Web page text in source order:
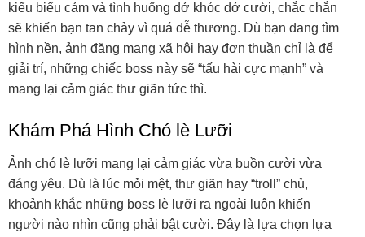
kiểu biểu cảm và tình huống dở khóc dở cười, chắc chắn
sẽ khiến bạn tan chảy vì quá dễ thương. Dù bạn đang tìm
hình nền, ảnh đăng mạng xã hội hay đơn thuần chỉ là để
giải trí, những chiếc boss này sẽ “tấu hài cực mạnh” và
mang lại cảm giác thư giãn tức thì.
Khám Phá Hình Chó lè Lưỡi
Ảnh chó lè lưỡi mang lại cảm giác vừa buồn cười vừa
đáng yêu. Dù là lúc mỏi mệt, thư giãn hay “troll” chủ,
khoảnh khắc những boss lè lưỡi ra ngoài luôn khiến
người nào nhìn cũng phải bật cười. Đây là lựa chọn lựa